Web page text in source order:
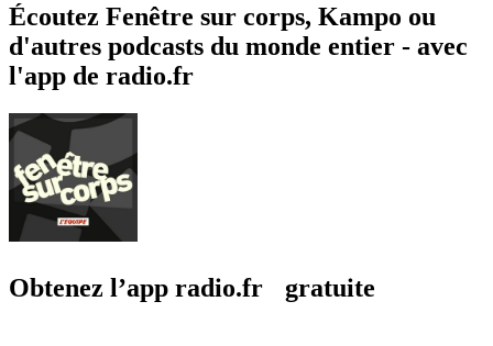
Écoutez Fenêtre sur corps, Kampo ou
d'autres podcasts du monde entier - avec
l'app de radio.fr
Obtenez l’app radio.fr gratuite